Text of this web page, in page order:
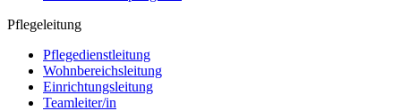
Pflegeleitung
Pflegedienstleitung
Wohnbereichsleitung
Einrichtungsleitung
Teamleiter/in